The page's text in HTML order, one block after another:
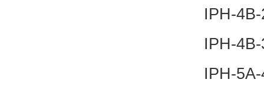
IPH-
IPH-
IPH-